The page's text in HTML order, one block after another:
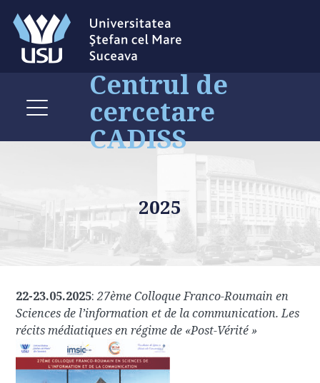
Centrul de
cercetare
CADISS
2025
22-23.05.2025:27ème Colloque Franco-Roumain en
Sciences de l’information et de la communication. Les
récits médiatiques en régime de «Post-Vérité »